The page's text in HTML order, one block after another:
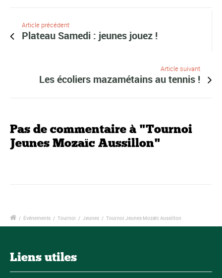
Article précédent
Plateau Samedi : jeunes jouez !
Article suivant
Les écoliers mazamétains au tennis !
Pas de commentaire à "Tournoi
Jeunes Mozaïc Aussillon"
/ Événements / Tournoi / Jeunes / Tournoi Jeunes Mozaïc Aussillon
Liens utiles